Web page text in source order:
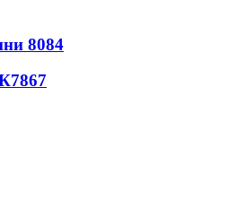
8084
7867